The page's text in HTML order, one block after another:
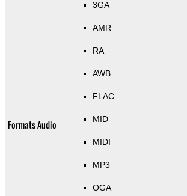
Formats Audio
3GA
AMR
RA
AWB
FLAC
MID
MIDI
MP3
OGA